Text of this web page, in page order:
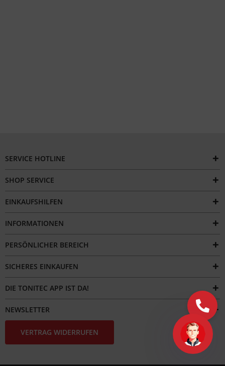
SERVICE HOTLINE
SHOP SERVICE
EINKAUFSHILFEN
INFORMATIONEN
PERSÖNLICHER BEREICH
SICHERES EINKAUFEN
DIE TONITEC APP IST DA!
NEWSLETTER
VERTRAG WIDERRUFEN